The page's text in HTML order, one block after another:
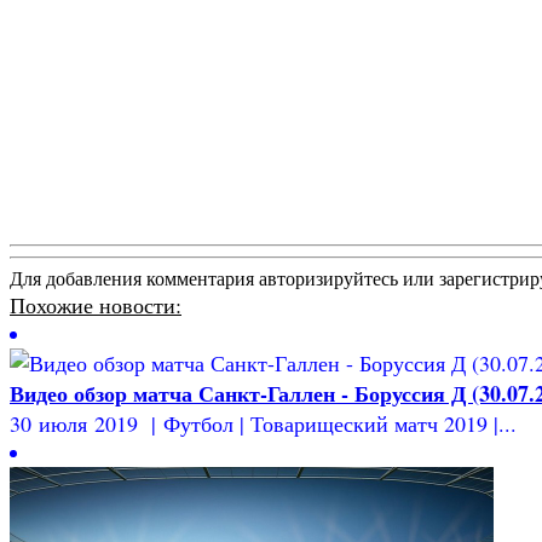
Для добавления комментария авторизируйтесь или
Похожие новости:
Видео обзор матча Санкт-Галлен - Боруссия Д
30 июля 2019 | Футбол | Товарищеский матч 2019 |...